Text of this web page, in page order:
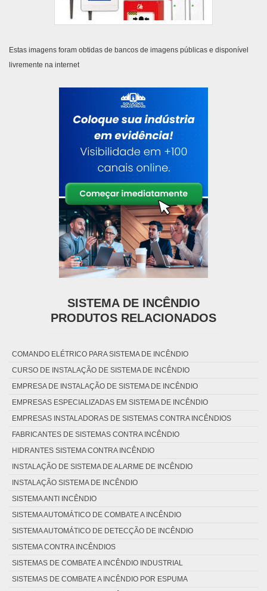
Estas imagens foram obtidas de bancos de imagens públicas e disponível
livremente na internet
SISTEMA DE INCÊNDIO
PRODUTOS RELACIONADOS
COMANDO ELÉTRICO PARA SISTEMA DE INCÊNDIO
CURSO DE INSTALAÇÃO DE SISTEMA DE INCÊNDIO
EMPRESA DE INSTALAÇÃO DE SISTEMA DE INCÊNDIO
EMPRESAS ESPECIALIZADAS EM SISTEMA DE INCÊNDIO
EMPRESAS INSTALADORAS DE SISTEMAS CONTRA INCÊNDIOS
FABRICANTES DE SISTEMAS CONTRA INCÊNDIO
HIDRANTES SISTEMA CONTRA INCÊNDIO
INSTALAÇÃO DE SISTEMA DE ALARME DE INCÊNDIO
INSTALAÇÃO SISTEMA DE INCÊNDIO
SISTEMA ANTI INCÊNDIO
SISTEMA AUTOMÁTICO DE COMBATE A INCÊNDIO
SISTEMA AUTOMÁTICO DE DETECÇÃO DE INCÊNDIO
SISTEMA CONTRA INCÊNDIOS
SISTEMAS DE COMBATE A INCÊNDIO INDUSTRIAL
SISTEMAS DE COMBATE A INCÊNDIO POR ESPUMA